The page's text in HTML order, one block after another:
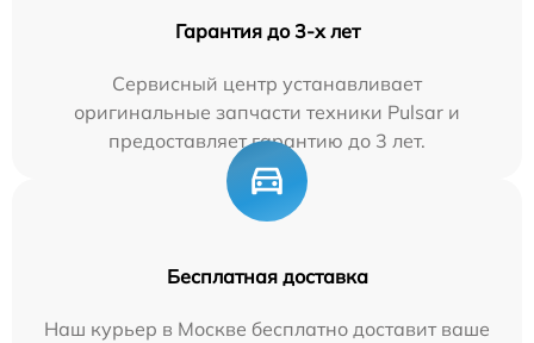
Гарантия до 3-х лет
Сервисный центр устанавливает
оригинальные запчасти техники Pulsar и
предоставляет гарантию до 3 лет.
Бесплатная доставка
Наш курьер в Москве бесплатно доставит ваше